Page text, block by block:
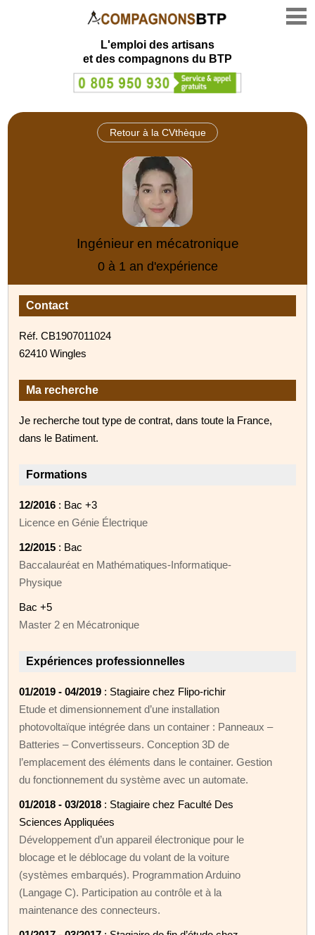
L'emploi des artisans
et des compagnons du BTP
Retour à la CVthèque
Ingénieur en mécatronique
0 à 1 an d'expérience
Contact
Réf. CB1907011024
62410 Wingles
Ma recherche
Je recherche tout type de contrat, dans toute la France,
dans le Batiment.
Formations
12/2016 : Bac +3
Licence en Génie Électrique
12/2015 : Bac
Baccalauréat en Mathématiques-Informatique-
Physique
Bac +5
Master 2 en Mécatronique
Expériences professionnelles
01/2019 - 04/2019 : Stagiaire chez Flipo-richir
Etude et dimensionnement d’une installation
photovoltaïque intégrée dans un container : Panneaux –
Batteries – Convertisseurs. Conception 3D de
l’emplacement des éléments dans le container. Gestion
du fonctionnement du système avec un automate.
01/2018 - 03/2018 : Stagiaire chez Faculté Des
Sciences Appliquées
Développement d’un appareil électronique pour le
blocage et le déblocage du volant de la voiture
(systèmes embarqués). Programmation Arduino
(Langage C). Participation au contrôle et à la
maintenance des connecteurs.